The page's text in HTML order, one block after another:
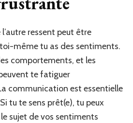
ressent peut être
même tu as des sentiments.
comportements, et les
te fatiguer
communication est essentielle
tu te sens prêt(e), tu peux
sujet de vos sentiments